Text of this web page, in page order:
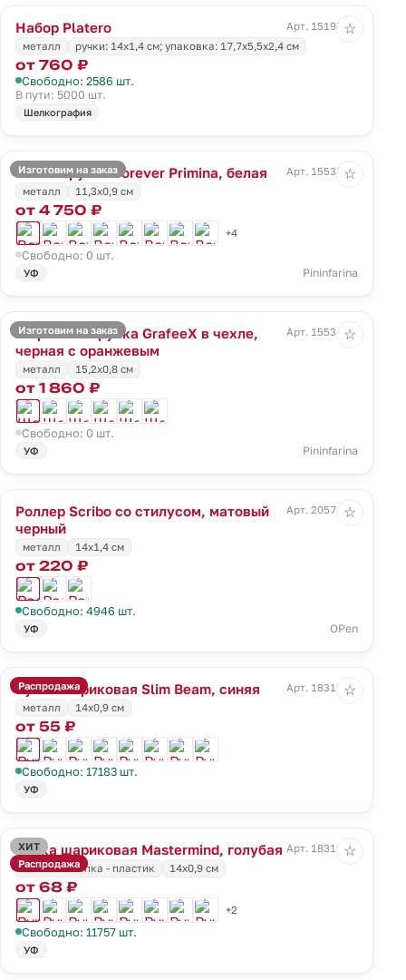
Набор Platero
Арт. 15197.00
металл
ручки: 14х1,4 см; упаковка: 17,7х5,5х2,4 см
от 760 ₽
Свободно: 2586 шт.
В пути: 5000 шт.
Шелкография
☆
Изготовим на заказ
Вечная ручка Forever Primina, белая
Арт. 15533.60
металл
11,3x0,9 см
от 4 750 ₽
+4
Свободно: 0 шт.
УФ Pininfarina
☆
Изготовим на заказ
Шариковая ручка GrafeeX в чехле,
черная с оранжевым
Арт. 15534.20
металл 15,2x0,8 см
от 1 860 ₽
Свободно: 0 шт.
УФ Pininfarina
☆
Роллер Scribo со стилусом, матовый
черный
Арт. 20571.33
металл 14х1,4 см
от 220 ₽
Свободно: 4946 шт.
УФ OPen
☆
Распродажа
Ручка шариковая Slim Beam, синяя
Арт. 18318.40
металл
14х0,9 см
от 55 ₽
Свободно: 17183 шт.
УФ
☆
ХИТ
Распродажа
Ручка шариковая Mastermind, голубая Арт. 18319.14
носик и кнопка - пластик
14х0,9 см
от 68 ₽
+2
Свободно: 11757 шт.
УФ
☆